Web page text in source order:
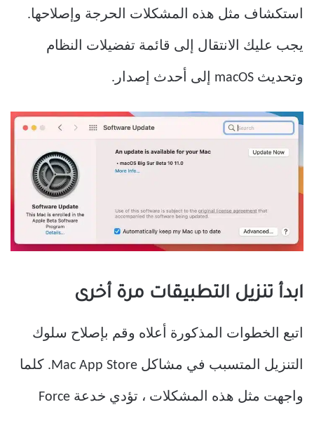
استكشاف مثل هذه المشكلات الحرجة وإصلاحها.
يجب عليك الانتقال إلى قائمة تفضيلات النظام
وتحديث macOS إلى أحدث إصدار.
ابدأ تنزيل التطبيقات مرة أخرى
اتبع الخطوات المذكورة أعلاه وقم بإصلاح سلوك
التنزيل المتسبب في مشاكل Mac App Store. كلما
واجهت مثل هذه المشكلات ، تؤدي خدعة Force